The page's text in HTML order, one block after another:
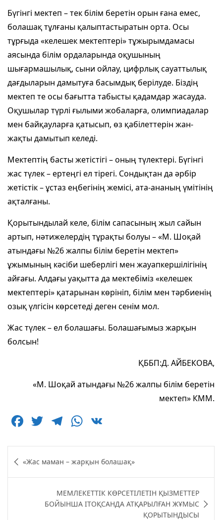
Бүгінгі мектеп – тек білім беретін орын ғана емес,
болашақ тұлғаны қалыптастыратын орта. Осы
тұрғыда «келешек мектептері» тұжырымдамасы
аясында білім ордаларында оқушының
шығармашылық, сыни ойлау, цифрлық сауаттылық
дағдыларын дамытуға басымдық берілуде. Біздің
мектеп те осы бағытта табысты қадамдар жасауда.
Оқушылар түрлі ғылыми жобаларға, олимпиадалар
мен байқауларға қатысып, өз қабілеттерін жан-
жақты дамытып келеді.
Мектептің басты жетістігі – оның түлектері. Бүгінгі
жас түлек – ертеңгі ел тірегі. Сондықтан да әрбір
жетістік – ұстаз еңбегінің жемісі, ата-ананың үмітінің
ақталғаны.
Қорытындылай келе, білім сапасының жыл сайын
артып, нәтижелердің тұрақты болуы – «М. Шоқай
атындағы №26 жалпы білім беретін мектеп»
ұжымының кәсіби шеберлігі мен жауапкершілігінің
айғағы. Алдағы уақытта да мектебіміз «келешек
мектептері» қатарынан көрініп, білім мен тәрбиенің
озық үлгісін көрсетеді деген сенім мол.
Жас түлек – ел болашағы. Болашағымыз жарқын
болсын!
ҚББП:Д. АЙБЕКОВА,
«М. Шоқай атындағы №26 жалпы білім беретін
мектеп» КММ.
F
c
e
b
T
itt
er
T
e
g
ra
m
W
at
s
A
p
по «Жас маман – жарқын болашақ»
МЕМЛЕКЕТТІК КӨРСЕТІЛЕТІН ҚЫЗМЕТТЕР
БОЙЫНША IТОҚСАНДА АТҚАРЫЛҒАН ЖҰМЫС
ҚОРЫТЫНДЫСЫ